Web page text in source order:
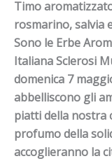
Timo
rosmarino, salvia
Sono le Erbe
Italiana Sclerosi
domenica 7
abbelliscono gli
piatti della nostra
profumo della
accoglieranno la